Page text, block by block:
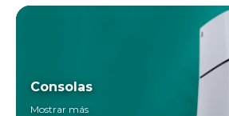
Consolas
Mostrar más